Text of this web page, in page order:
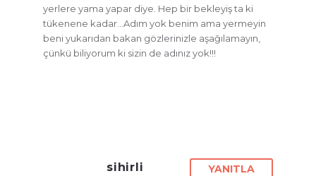
yerlere yama yapar diye. Hep bir bekleyiş ta ki
tükenene kadar…Adım yok benim ama yermeyin
beni yukarıdan bakan gözlerinizle aşağılamayın,
çünkü biliyorum ki sizin de adınız yok!!!
sihirli YANITLA